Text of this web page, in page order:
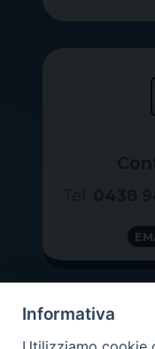
Informativa